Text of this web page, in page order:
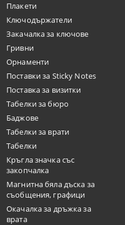
Плакети
Ключодържатели
Закачалка за ключове
Гривни
Орнаменти
Поставки за Sticky Notes
Поставка за визитки
Tабелки за бюро
Баджове
Табелки за врати
Табелки
Кръгла значка със
закопчалка
Магнитна бяла дъска за
съобщения, графици
Окачалка за дръжка за
врата